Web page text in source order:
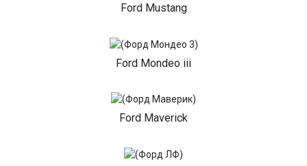
Ford Mustang
Ford Mondeo iii
Ford Maverick